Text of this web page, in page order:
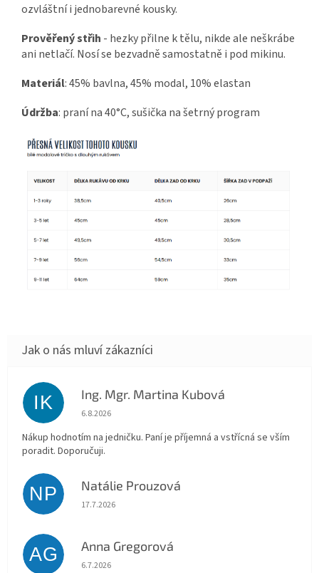
ozvláštní i jednobarevné kousky.
Prověřený střih - hezky přilne k tělu, nikde ale neškrábe
ani netlačí. Nosí se bezvadně samostatně i pod mikinu.
Materiál: 45% bavlna, 45% modal, 10% elastan
Údržba: praní na 40°C, sušička na šetrný program
IK Ing. Mgr. Martina Kubová
Hodnocení obchodu je 5 z 5 hvězdiček.
6.8.2026
Nákup hodnotím na jedničku. Paní je příjemná a vstřícná se vším
poradit. Doporučuji.
NP Natálie Prouzová
Hodnocení obchodu je 5 z 5 hvězdiček.
17.7.2026
AG Anna Gregorová
Hodnocení obchodu je 5 z 5 hvězdiček.
6.7.2026